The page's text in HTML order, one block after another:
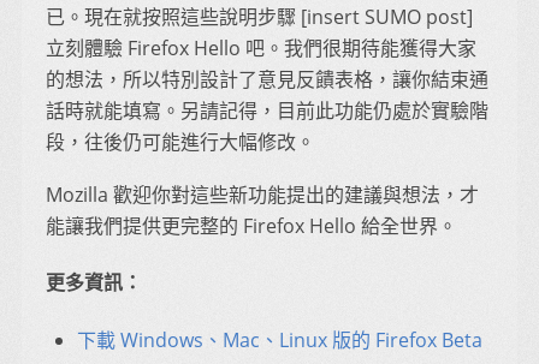
已。現在就按照這些說明步驟 [insert SUMO post]
立刻體驗 Firefox Hello 吧。我們很期待能獲得大家
的想法，所以特別設計了意見反饋表格，讓你結束通
話時就能填寫。另請記得，目前此功能仍處於實驗階
段，往後仍可能進行大幅修改。
Mozilla 歡迎你對這些新功能提出的建議與想法，才
能讓我們提供更完整的 Firefox Hello 給全世界。
更多資訊：
下載 Windows、Mac、Linux 版的 Firefox Beta